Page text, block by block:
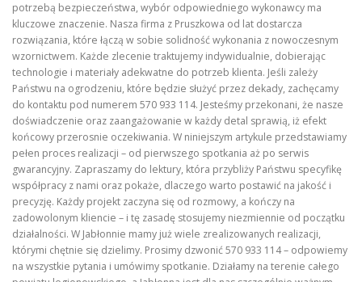
potrzebą bezpieczeństwa, wybór odpowiedniego wykonawcy ma
kluczowe znaczenie. Nasza firma z Pruszkowa od lat dostarcza
rozwiązania, które łączą w sobie solidność wykonania z nowoczesnym
wzornictwem. Każde zlecenie traktujemy indywidualnie, dobierając
technologie i materiały adekwatne do potrzeb klienta. Jeśli zależy
Państwu na ogrodzeniu, które będzie służyć przez dekady, zachęcamy
do kontaktu pod numerem 570 933 114. Jesteśmy przekonani, że nasze
doświadczenie oraz zaangażowanie w każdy detal sprawią, iż efekt
końcowy przerosnie oczekiwania. W niniejszym artykule przedstawiamy
pełen proces realizacji – od pierwszego spotkania aż po serwis
gwarancyjny. Zapraszamy do lektury, która przybliży Państwu specyfikę
współpracy z nami oraz pokaże, dlaczego warto postawić na jakość i
precyzję. Każdy projekt zaczyna się od rozmowy, a kończy na
zadowolonym kliencie – i tę zasadę stosujemy niezmiennie od początku
działalności. W Jabłonnie mamy już wiele zrealizowanych realizacji,
którymi chętnie się dzielimy. Prosimy dzwonić 570 933 114 – odpowiemy
na wszystkie pytania i umówimy spotkanie. Działamy na terenie całego